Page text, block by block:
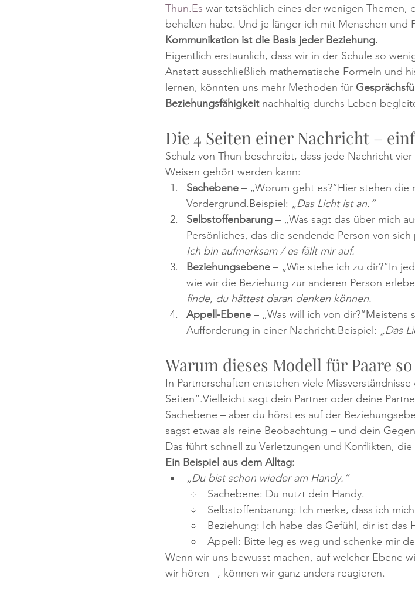
Thun.Es war tatsächlich eines der wenigen Themen,
behalten habe. Und je länger ich mit Menschen und
Kommunikation ist die Basis jeder Beziehung.
Eigentlich erstaunlich, dass wir in der Schule so
Anstatt ausschließlich mathematische Formeln und
lernen, könnten uns mehr Methoden für
Beziehungsfähigkeit nachhaltig durchs Leben
Die 4 Seiten einer Nachricht –
Schulz von Thun beschreibt, dass jede Nachricht
Weisen gehört werden kann:
Sachebene – „Worum geht es?“Hier stehen
Vordergrund.Beispiel: „Das Licht ist an.“
Selbstoffenbarung – „Was sagt das über mich
Persönliches, das die sendende Person von
Ich bin aufmerksam / es fällt mir auf.
Beziehungsebene – „Wie stehe ich zu dir?“In
wie wir die Beziehung zur anderen Person
finde, du hättest daran denken können.
Appell-Ebene – „Was will ich von
Aufforderung in einer Nachricht.Beispiel: „Das
Warum dieses Modell für Paare
In Partnerschaften entstehen viele
Seiten“.Vielleicht sagt dein Partner oder deine
Sachebene – aber du hörst es auf der
sagst etwas als reine Beobachtung – und dein
Das führt schnell zu Verletzungen und Konflikten,
Ein Beispiel aus dem Alltag:
„Du bist schon wieder am Handy.“
Sachebene: Du nutzt dein Handy.
Selbstoffenbarung: Ich merke, dass ich
Beziehung: Ich habe das Gefühl, dir ist das
Appell: Bitte leg es weg und schenke mir
Wenn wir uns bewusst machen, auf welcher Ebene
wir hören –, können wir ganz anders reagieren.